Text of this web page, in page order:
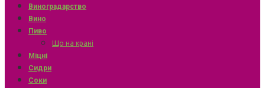
Виноградарство
Вино
Пиво
Що на крані
Міцні
Сидри
Соки